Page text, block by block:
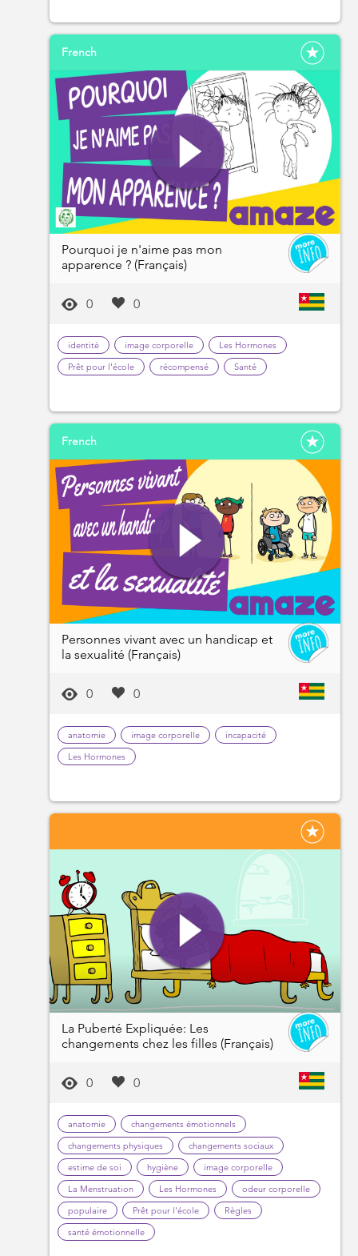
French
Pourquoi je n'aime pas mon
apparence ? (Français)
0 0
identité image corporelle
Les Hormones
Prêt pour l'école
récompensé Santé
French
Personnes vivant avec un handicap et
la sexualité (Français)
0 0
anatomie image corporelle
incapacité
Les Hormones
La Puberté Expliquée: Les
changements chez les filles (Français)
0 0
anatomie
changements émotionnels
changements physiques
changements sociaux
estime de soi
hygiène
image corporelle
La Menstruation
Les Hormones
odeur corporelle
populaire
Prêt pour l'école
Règles
santé émotionnelle